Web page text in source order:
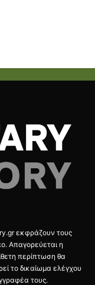
εκφράζουν τους
Απαγορεύεται η
περίπτωση θα
το δικαίωμα ελέγχου
τους.